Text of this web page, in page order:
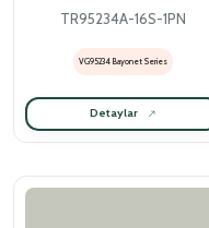
TR95234A-16S-1PN
VG95234 Bayonet Series
Detaylar